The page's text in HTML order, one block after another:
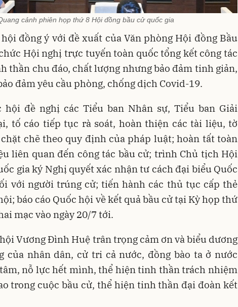
cảnh phiên họp thứ 8 Hội đồng bầu cử quốc gia
đồng ý với đề xuất của Văn phòng Hội đồng Bầu
Hội nghị trực tuyến toàn quốc tổng kết công tác
thần chu đáo, chất lượng nhưng bảo đảm tinh giản,
đảm yêu cầu phòng, chống dịch Covid-19.
hội đề nghị các Tiểu ban Nhân sự, Tiểu ban Giải
tố cáo tiếp tục rà soát, hoàn thiện các tài liệu, tờ
chẽ theo quy định của pháp luật; hoàn tất toàn
liên quan đến công tác bầu cử; trình Chủ tịch Hội
gia ký Nghị quyết xác nhận tư cách đại biểu Quốc
với người trúng cử; tiến hành các thủ tục cấp thẻ
báo cáo Quốc hội về kết quả bầu cử tại Kỳ họp thứ
mạc vào ngày 20/7 tới.
Vương Đình Huệ trân trọng cảm ơn và biểu dương
của nhân dân, cử tri cả nước, đồng bào ta ở nước
nỗ lực hết mình, thể hiện tinh thần trách nhiệm
trong cuộc bầu cử, thể hiện tinh thần đại đoàn kết